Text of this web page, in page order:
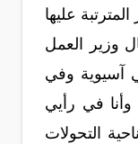
عليها
وزير العمل
آسيوية وفي
الخليجية تمثل 90%، وأنا في رأيي
التحولات